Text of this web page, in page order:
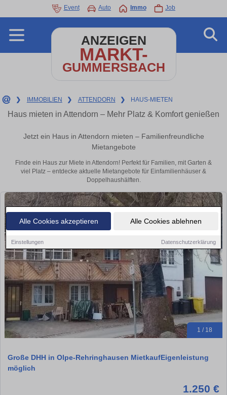
Alle Cookies akzeptieren Alle Cookies ablehnen
Einstellungen Datenschutzerklärung
Event Auto Immo Job
ANZEIGEN
MARKT-
GUMMERSBACH
❯ IMMOBILIEN ❯ ATTENDORN ❯ HAUS-MIETEN
Haus mieten in Attendorn – Mehr Platz & Komfort genießen
Jetzt ein Haus in Attendorn mieten – Familienfreundliche
Mietangebote
Finde ein Haus zur Miete in Attendorn! Perfekt für Familien, mit Garten &
viel Platz – entdecke aktuelle Mietangebote für Einfamilienhäuser &
Doppelhaushälften.
1 / 18
Große DHH in Olpe-Rehringhausen MietkaufEigenleistung
möglich
1.250 €